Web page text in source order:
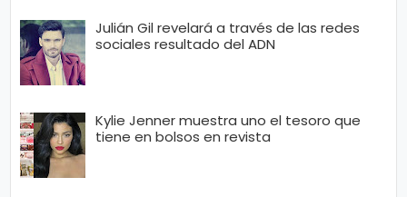
Julián Gil revelará a través de las redes
sociales resultado del ADN
Kylie Jenner muestra uno el tesoro que
tiene en bolsos en revista